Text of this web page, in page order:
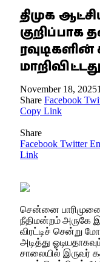
திமுக
November 18, 2025
Share Facebook
Copy Link
Share
Facebook Twitter
Link
சென்னை
நீதிமன்றம் அருகே
விரட்டிச் சென்று
அடித்து
சாலையில் இருவர்